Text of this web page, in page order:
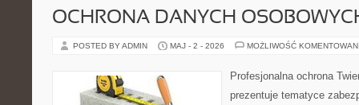
OCHRONA DANYCH
POSTED BY ADMIN MAJ - 2 - 2026 MOŻLIWOŚĆ
Profesjonalna ochrona
prezentuje tematyce